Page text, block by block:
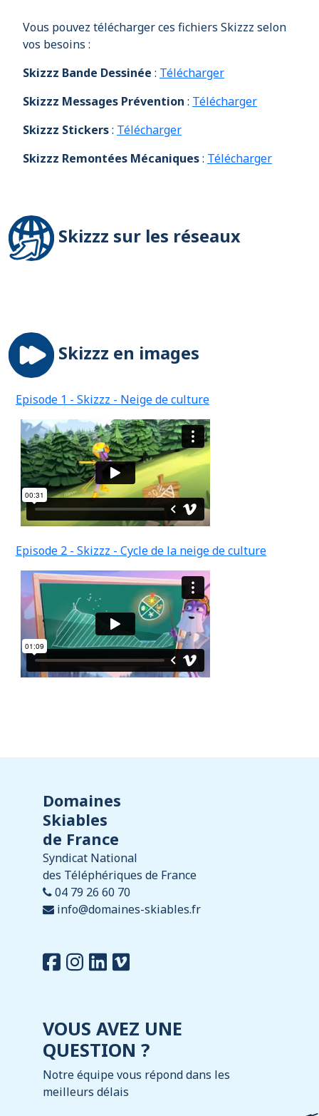
Vous pouvez télécharger ces fichiers Skizzz selon
vos besoins :
Skizzz Bande Dessinée : Télécharger
Skizzz Messages Prévention : Télécharger
Skizzz Stickers: Télécharger
Skizzz Remontées Mécaniques: Télécharger
Skizzz sur les réseaux
Skizzz en images
Episode 1 - Skizzz - Neige de culture
Episode 2 - Skizzz - Cycle de la neige de culture
Domaines
Skiables
de France
Syndicat National
des Téléphériques de France
04 79 26 60 70
info@domaines-skiables.fr
VOUS AVEZ UNE
QUESTION ?
Notre équipe vous répond dans les
meilleurs délais